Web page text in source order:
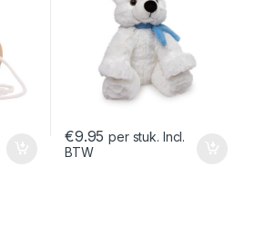
€9.95 per stuk. Incl.
BTW